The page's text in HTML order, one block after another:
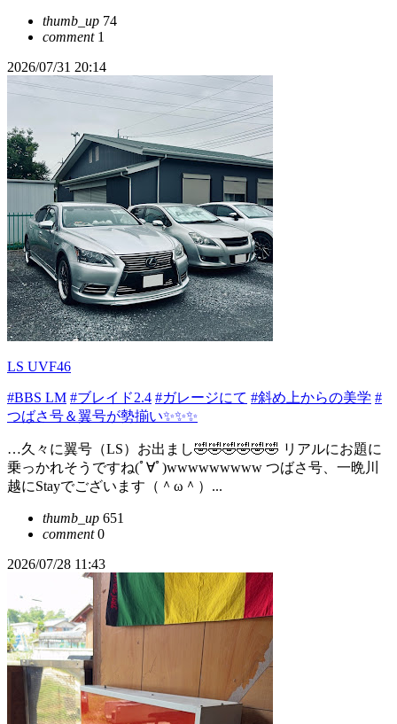
thumb_up 74
comment1
2026/07/31 20:14
LS UVF46
#BBS LM #ブレイド2.4 #ガレージにて #斜め上からの美学 #
つばさ号＆翼号が勢揃い✨✨✨
…久々に翼号（LS）お出まし🤣🤣🤣🤣🤣🤣 リアルにお題に
乗っかれそうですね(ﾟ∀ﾟ)wwwwwwwww つばさ号、一晩川
越にStayでございます（＾ω＾）...
thumb_up 651
comment0
2026/07/28 11:43